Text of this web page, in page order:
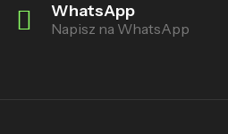
WhatsApp
Napisz na WhatsApp